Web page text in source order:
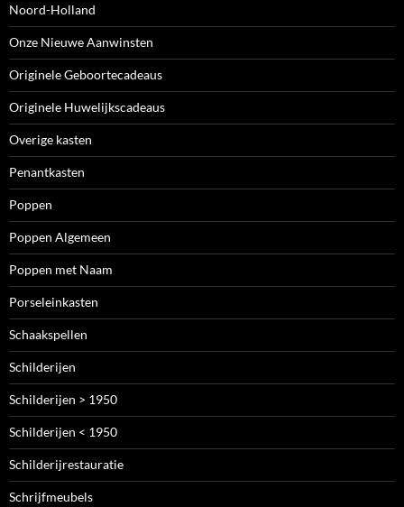
Noord-Holland
Onze Nieuwe Aanwinsten
Originele Geboortecadeaus
Originele Huwelijkscadeaus
Overige kasten
Penantkasten
Poppen
Poppen Algemeen
Poppen met Naam
Porseleinkasten
Schaakspellen
Schilderijen
Schilderijen > 1950
Schilderijen < 1950
Schilderijrestauratie
Schrijfmeubels